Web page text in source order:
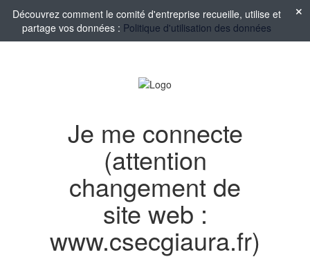
Découvrez comment le comité d'entreprise recueille, utilise et
partage vos données : Politique d'utilisation des données
Je me connecte
(attention
changement de
site web :
www.csecgiaura.fr)